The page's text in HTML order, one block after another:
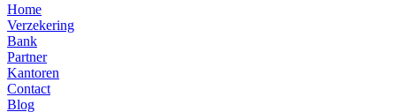
Home
Verzekering
Bank
Partner
Kantoren
Contact
Blog